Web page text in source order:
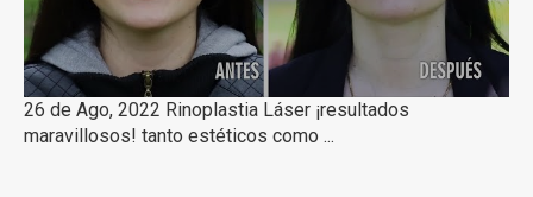
26 de Ago, 2022 Rinoplastia Láser ¡resultados
maravillosos! tanto estéticos como ...